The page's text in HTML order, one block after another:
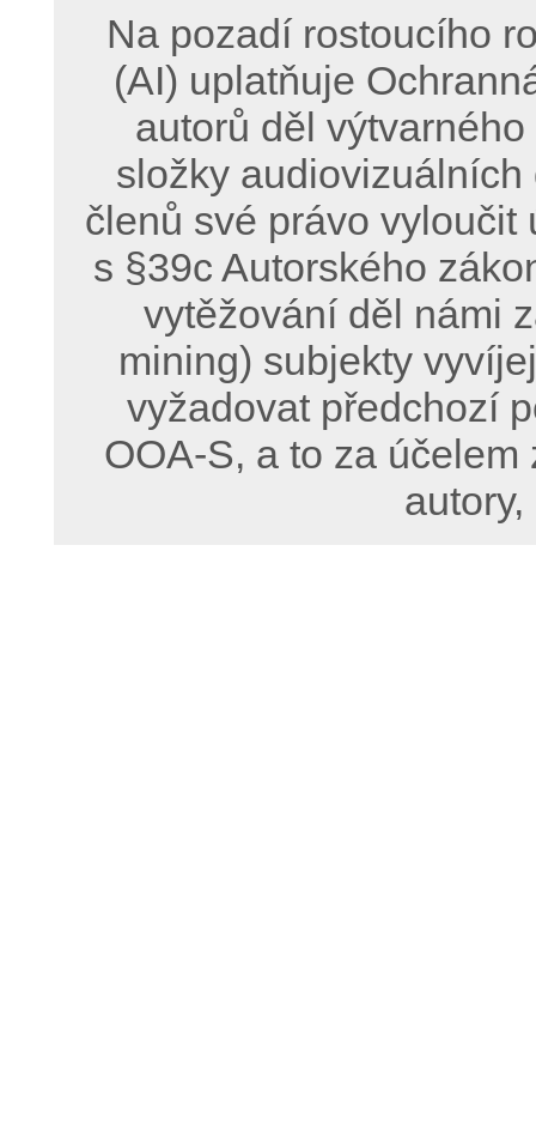
Na pozadí rostoucího
(AI) uplatňuje
autorů děl
složky
členů své právo
s §39c Autorského
vytěžování děl námi
mining) subjekty
vyžadovat předchozí
OOA-S, a to za